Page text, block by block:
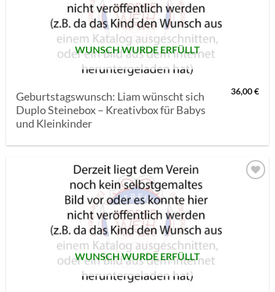
WUNSCH WURDE ERFÜLLT
Geburtstagswunsch: Liam wünscht sich
Duplo Steinebox – Kreativbox für Babys
und Kleinkinder
36,00€
WUNSCH WURDE ERFÜLLT